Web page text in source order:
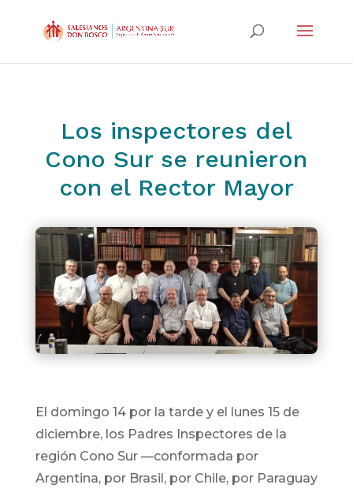
Los inspectores del
Cono Sur se reunieron
con el Rector Mayor
El domingo 14 por la tarde y el lunes 15 de
diciembre, los Padres Inspectores de la
región Cono Sur —conformada por
Argentina, por Brasil, por Chile, por Paraguay